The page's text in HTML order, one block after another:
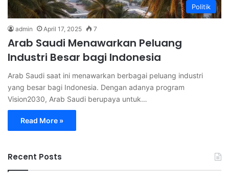
Politik
admin April 17, 2025 7
Arab Saudi Menawarkan Peluang
Industri Besar bagi Indonesia
Arab Saudi saat ini menawarkan berbagai peluang industri
yang besar bagi Indonesia. Dengan adanya program
Vision2030, Arab Saudi berupaya untuk…
Read More »
Recent Posts